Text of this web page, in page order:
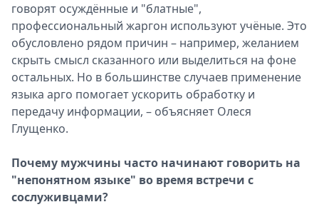
говорят осуждённые и "блатные",
профессиональный жаргон используют учёные. Это
обусловлено рядом причин – например, желанием
скрыть смысл сказанного или выделиться на фоне
остальных. Но в большинстве случаев применение
языка арго помогает ускорить обработку и
передачу информации, – объясняет Олеся
Глущенко.
Почему мужчины часто начинают говорить на
"непонятном языке" во время встречи с
сослуживцами?